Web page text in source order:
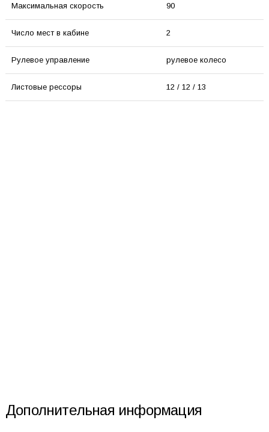
Максимальная скорость 90
Число мест в кабине 2
Рулевое управление рулевое колесо
Листовые рессоры 12 / 12 / 13
Дополнительная информация